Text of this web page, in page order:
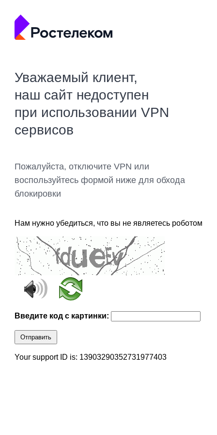
Уважаемый клиент,
наш сайт недоступен
при использовании VPN
сервисов
Пожалуйста, отключите VPN или
воспользуйтесь формой ниже для обхода
блокировки
Нам нужно убедиться, что вы не являетесь роботом
Введите код с картинки:
Отправить
Your support ID is: 13903290352731977403